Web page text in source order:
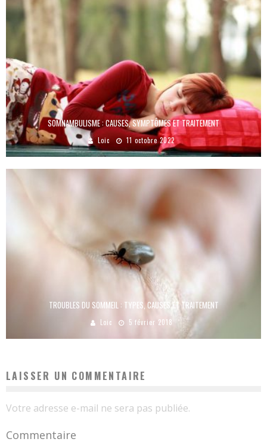
SOMNAMBULISME : CAUSES, SYMPTÔMES ET TRAITEMENT
Loic 11 octobre 2022
TROUBLES DU SOMMEIL : TYPES, CAUSES ET TRAITEMENT
Loic 5 février 2018
LAISSER UN COMMENTAIRE
Votre adresse e-mail ne sera pas publiée.
Commentaire